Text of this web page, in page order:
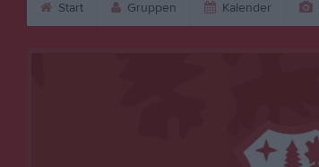
Start Gruppen Kalender